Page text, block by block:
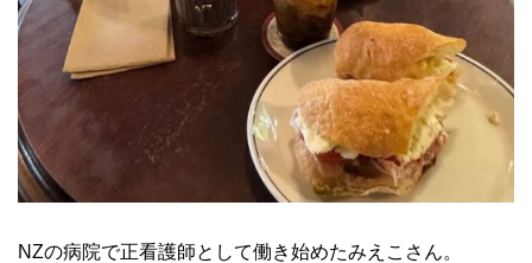
NZの病院で正看護師として働き始めたみえこさん。